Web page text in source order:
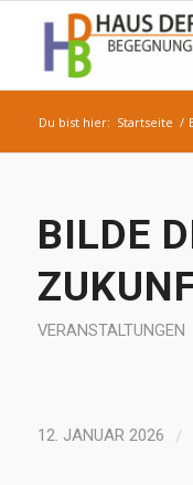
Du bist hier: Startseite /
BILDE
VERANSTALTUNGEN
12. JANUAR 2026 /